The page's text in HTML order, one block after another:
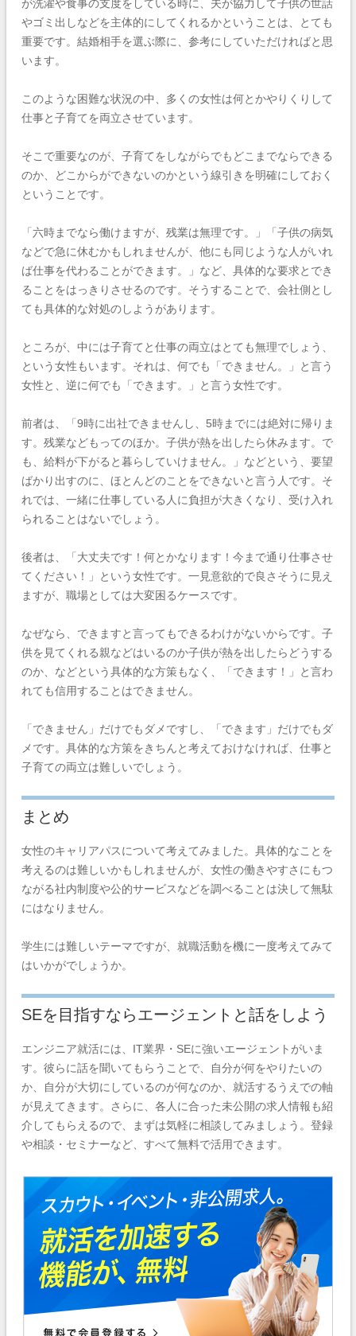
が洗濯や食事の支度をしている時に、夫が協力して子供の世話
やゴミ出しなどを主体的にしてくれるかということは、とても
重要です。結婚相手を選ぶ際に、参考にしていただければと思
います。
このような困難な状況の中、多くの女性は何とかやりくりして
仕事と子育てを両立させています。
そこで重要なのが、子育てをしながらでもどこまでならできる
のか、どこからができないのかという線引きを明確にしておく
ということです。
「六時までなら働けますが、残業は無理です。」「子供の病気
などで急に休むかもしれませんが、他にも同じような人がいれ
ば仕事を代わることができます。」など、具体的な要求とでき
ることをはっきりさせるのです。そうすることで、会社側とし
ても具体的な対処のしようがあります。
ところが、中には子育てと仕事の両立はとても無理でしょう、
という女性もいます。それは、何でも「できません。」と言う
女性と、逆に何でも「できます。」と言う女性です。
前者は、「9時に出社できませんし、5時までには絶対に帰りま
す。残業などもってのほか。子供が熱を出したら休みます。で
も、給料が下がると暮らしていけません。」などという、要望
ばかり出すのに、ほとんどのことをできないと言う人です。そ
れでは、一緒に仕事している人に負担が大きくなり、受け入れ
られることはないでしょう。
後者は、「大丈夫です！何とかなります！今まで通り仕事させ
てください！」という女性です。一見意欲的で良さそうに見え
ますが、職場としては大変困るケースです。
なぜなら、できますと言ってもできるわけがないからです。子
供を見てくれる親などはいるのか子供が熱を出したらどうする
のか、などという具体的な方策もなく、「できます！」と言わ
れても信用することはできません。
「できません」だけでもダメですし、「できます」だけでもダ
メです。具体的な方策をきちんと考えておけなければ、仕事と
子育ての両立は難しいでしょう。
まとめ
女性のキャリアパスについて考えてみました。具体的なことを
考えるのは難しいかもしれませんが、女性の働きやすさにもつ
ながる社内制度や公的サービスなどを調べることは決して無駄
にはなりません。
学生には難しいテーマですが、就職活動を機に一度考えてみて
はいかがでしょうか。
SEを目指すならエージェントと話をしよう
エンジニア就活には、IT業界・SEに強いエージェントがいま
す。彼らに話を聞いてもらうことで、自分が何をやりたいの
か、自分が大切にしているのが何なのか、就活するうえでの軸
が見えてきます。さらに、各人に合った未公開の求人情報も紹
介してもらえるので、まずは気軽に相談してみましょう。登録
や相談・セミナーなど、すべて無料で活用できます。